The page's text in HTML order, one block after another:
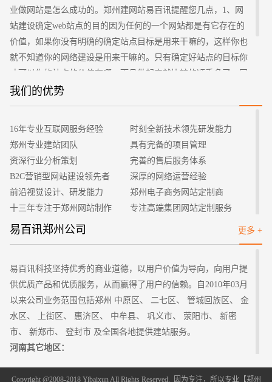
业做网站是怎么成功的。郑州建网站易百讯提醒您几点，1、网
站建设确定web站点的目的因为任何的一个网站都是有它存在的
价值，如果你没有明确的确定站点目标是用来干嘛的，这样你也
就不知道你的网络建设是用来干嘛的。只有确定好站点的目标你
才可以你的站点的价值在哪，而且做起来就比较的顺手多了。网
站建设的成功可以帮企业推广产品，通过一些宣传的手段帮企业
宣传。可以在网站上赚钱一定的利益，所以说确定好站点的目标
我们的优势
16年专业互联网服务经验
郑州专业建站团队
资深行业分析策划
B2C营销型网站建设领先者
前沿视觉设计、研发能力
十三年专注于郑州网站制作
客户的满意是我们唯一的宗旨
时刻全新技术领先研发能力
具有完备的项目管理
完善的售后服务体系
深厚的网络运营经验
郑州电子商务网站定制商
专注高端集团网站定制服务
更多 +
易百讯郑州公司
易百讯科技坚持优秀的商业道德，以用户价值为导向，向用户提
供优质产品和优质服务，从而赢得了用户的信赖。自2010年03月
以来公司业务范围包括郑州 中原区、 二七区、 管城回族区、 金
水区、 上街区、 惠济区、 中牟县、 巩义市、 荥阳市、 新密
市、 新郑市、 登封市 及全国各地提供建站服务。
河南其它地区：
峡 南阳 商丘 信阳 周口 驻马店
Copyright @2008-2018 Yibaixun All Rights Reserved. 因为专注，所以专业【郑州
招标项目